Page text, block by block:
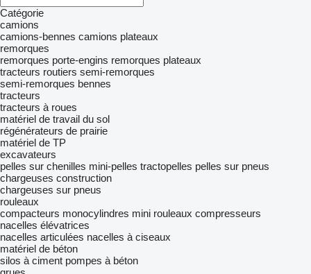
Catégorie
camions
camions-bennes camions plateaux
remorques
remorques porte-engins remorques plateaux
tracteurs routiers semi-remorques
semi-remorques bennes
tracteurs
tracteurs à roues
matériel de travail du sol
régénérateurs de prairie
matériel de TP
excavateurs
pelles sur chenilles mini-pelles tractopelles pelles sur pneus
chargeuses construction
chargeuses sur pneus
rouleaux
compacteurs monocylindres mini rouleaux compresseurs
nacelles élévatrices
nacelles articulées nacelles à ciseaux
matériel de béton
silos à ciment pompes à béton